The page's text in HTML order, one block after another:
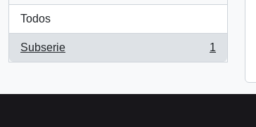
Todos
Subserie
, 1 resultados
1